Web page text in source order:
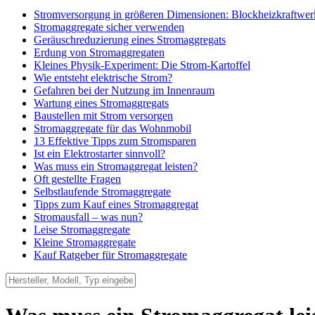
Stromversorgung in größeren Dimensionen:
Stromaggregate sicher verwenden
Geräuschreduzierung eines Stromaggregats
Erdung von Stromaggregaten
Kleines Physik-Experiment: Die Strom-Kartoffel
Wie entsteht elektrische Strom?
Gefahren bei der Nutzung im Innenraum
Wartung eines Stromaggregats
Baustellen mit Strom versorgen
Stromaggregate für das Wohnmobil
13 Effektive Tipps zum Stromsparen
Ist ein Elektrostarter sinnvoll?
Was muss ein Stromaggregat leisten?
Oft gestellte Fragen
Selbstlaufende Stromaggregate
Tipps zum Kauf eines Stromaggregat
Stromausfall – was nun?
Leise Stromaggregate
Kleine Stromaggregate
Kauf Ratgeber für Stromaggregate